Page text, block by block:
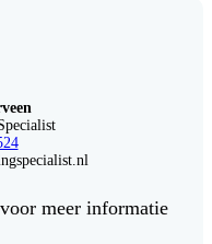
meer informatie